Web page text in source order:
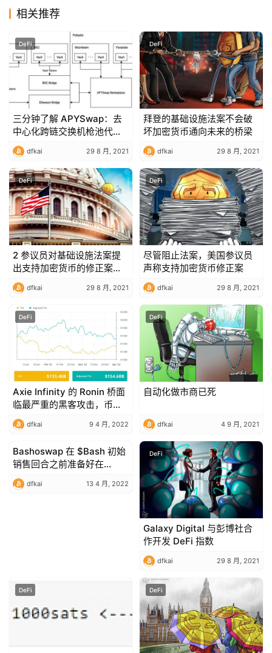
相关推荐
DeFi
三分钟了解 APYSwap：去
中心化跨链交换机枪池代币
化协议
dfkai 29 8 月, 2021
DeFi
拜登的基础设施法案不会破
坏加密货币通向未来的桥梁
dfkai 29 8 月, 2021
DeFi
2 参议员对基础设施法案提
出支持加密货币的修正案；
业界称这还不够
dfkai 29 8 月, 2021
DeFi
尽管阻止法案，美国参议员
声称支持加密货币修正案
dfkai 29 8 月, 2021
DeFi
Axie Infinity 的 Ronin 桥面
临最严重的黑客攻击，币安
推出 Bridge 2.0 等
dfkai 9 4 月, 2022
DeFi
自动化做市商已死
dfkai 4 9 月, 2021
DeFi
Bashoswap 在 $Bash 初始
销售回合之前准备好在
Cardanodaily 上进行 AMA
dfkai 13 4 月, 2022
DeFi
Galaxy Digital 与彭博社合
作开发 DeFi 指数
dfkai 29 8 月, 2021
DeFi DeFi